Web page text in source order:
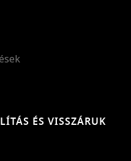
ÉS VISSZÁRUK